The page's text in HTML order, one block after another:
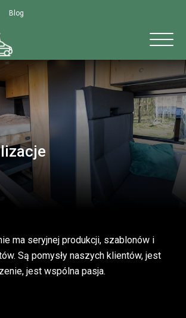
ma seryjnej produkcji, szablonów i
Są pomysły naszych klientów, jest
jest wspólna pasja.
Blog